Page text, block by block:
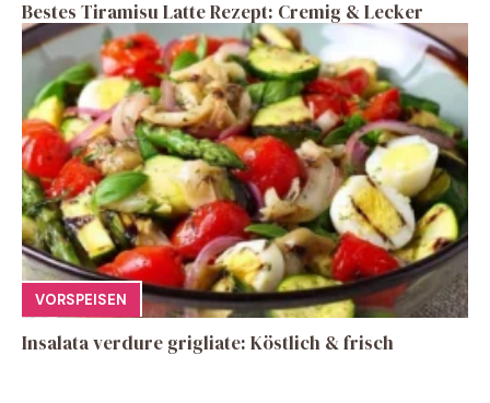
Bestes Tiramisu Latte Rezept: Cremig & Lecker
VORSPEISEN
Insalata verdure grigliate: Köstlich & frisch